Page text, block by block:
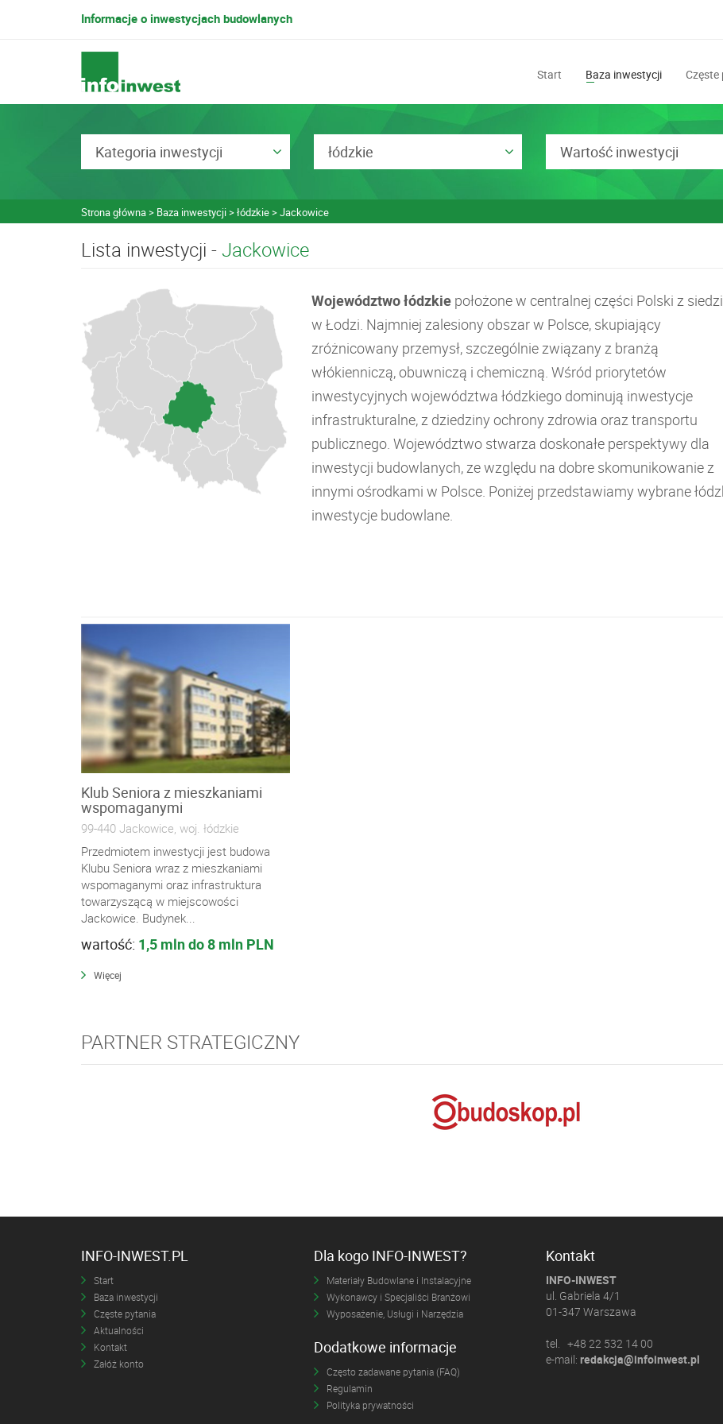
Informacje o inwestycjach budowlanych
Start Baza inwestycji Częste
Kategoria inwestycji łódzkie Wartość inwestycji
Strona główna Baza inwestycji łódzkie Jackowice
Lista inwestycji - Jackowice
Województwo łódzkie położone w centralnej części Polski z
w Łodzi. Najmniej zalesiony obszar w Polsce, skupiający
zróżnicowany przemysł, szczególnie związany z branżą
włókienniczą, obuwniczą i chemiczną. Wśród priorytetów
inwestycyjnych województwa łódzkiego dominują inwestycje
infrastrukturalne, z dziedziny ochrony zdrowia oraz transportu
publicznego. Województwo stwarza doskonałe perspektywy dla
inwestycji budowlanych, ze względu na dobre skomunikowanie z
innymi ośrodkami w Polsce. Poniżej przedstawiamy wybrane
inwestycje budowlane.
Klub Seniora z mieszkaniami
wspomaganymi
99-440 Jackowice, woj. łódzkie
Przedmiotem inwestycji jest budowa
Klubu Seniora wraz z mieszkaniami
wspomaganymi oraz infrastruktura
towarzyszącą w miejscowości
Jackowice. Budynek...
wartość: 1,5 mln do 8 mln PLN
Więcej
PARTNER STRATEGICZNY
INFO-INWEST.PL
Start
Baza inwestycji
Częste pytania
Aktualności
Kontakt
Załóż konto
Dla kogo INFO-INWEST?
Materiały Budowlane i Instalacyjne
Wykonawcy i Specjaliści Branżowi
Wyposażenie, Usługi i Narzędzia
Dodatkowe informacje
Często zadawane pytania (FAQ)
Regulamin
Polityka prywatności
Kontakt
INFO-INWEST
ul. Gabriela 4/1
01-347 Warszawa
tel. +48 22 532 14 00
e-mail: redakcja@infoinwest.pl